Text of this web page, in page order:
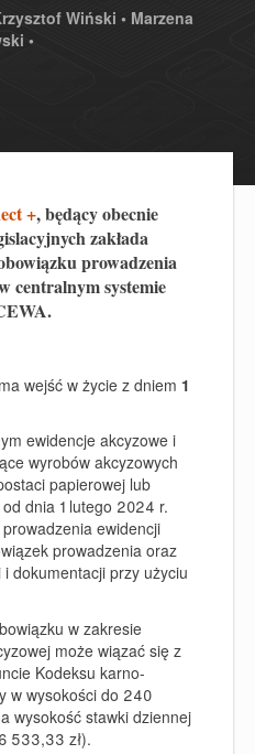
Wiński • Marzena
•
+, będący obecnie
zakłada
prowadzenia
centralnym systemie
wejść w życie z dniem 1
ewidencje akcyzowe i
wyrobów akcyzowych
papierowej lub
dnia 1 lutego 2024 r.
ewidencji
prowadzenia oraz
dokumentacji przy użyciu
w zakresie
może wiązać się z
Kodeksu karno-
w wysokości do 240
wysokość stawki dziennej
533,33 zł).